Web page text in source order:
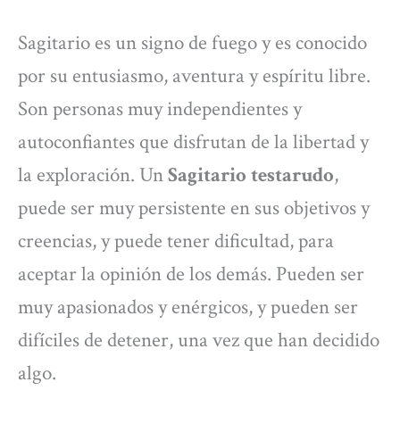
Sagitario es un signo de fuego y es conocido
por su entusiasmo, aventura y espíritu libre.
Son personas muy independientes y
autoconfiantes que disfrutan de la libertad y
la exploración. UnSagitario testarudo,
puede ser muy persistente en sus objetivos y
creencias, y puede tener dificultad, para
aceptar la opinión de los demás. Pueden ser
muy apasionados y enérgicos, y pueden ser
difíciles de detener, una vez que han decidido
algo.